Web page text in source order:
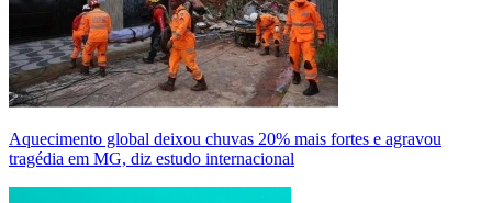
Aquecimento global deixou chuvas 20% mais fortes e agravou
tragédia em MG, diz estudo internacional